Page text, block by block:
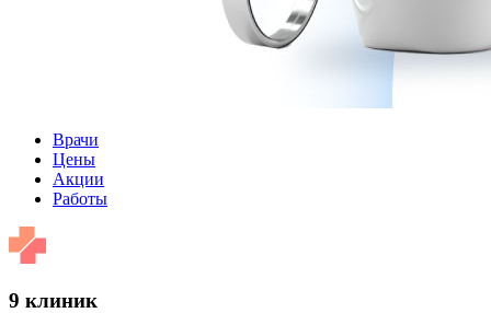
Врачи
Цены
Акции
Работы
9 клиник